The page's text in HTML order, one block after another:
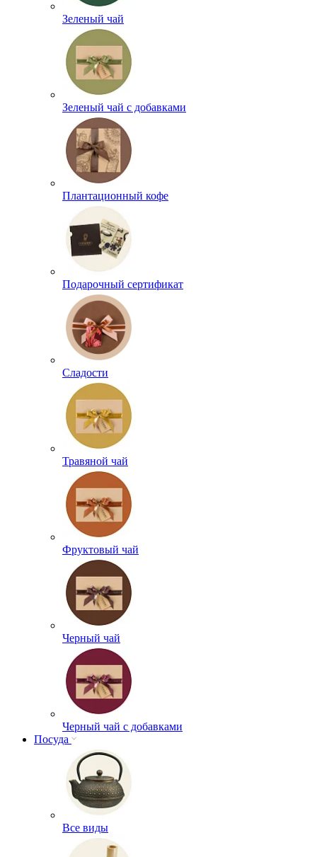
Зеленый чай
Зеленый чай с добавками
Плантационный кофе
Подарочный сертификат
Сладости
Травяной чай
Фруктовый чай
Черный чай
Черный чай с добавками
Посуда
Все виды